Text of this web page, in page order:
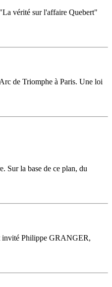
vérité sur l'affaire Quebert"
de Triomphe à Paris. Une loi
Sur la base de ce plan, du
invité Philippe GRANGER,